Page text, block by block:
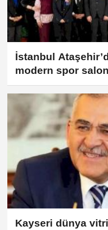
İstanbul
modern spor
Kayseri dünya